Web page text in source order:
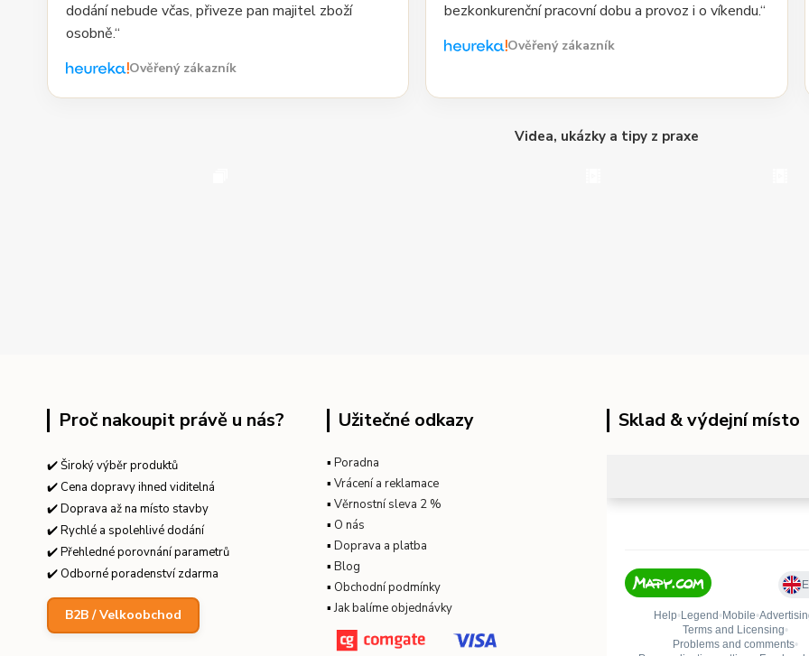
dodání nebude včas, přiveze pan majitel zboží
osobně.“
Ověřený zákazník
bezkonkurenční pracovní dobu a provoz i o víkendu.“
Ověřený zákazník
Videa, ukázky a tipy z praxe
Proč nakoupit právě u nás?
✔️ Široký výběr produktů
✔️ Cena dopravy ihned viditelná
✔️ Doprava až na místo stavby
✔️ Rychlé a spolehlivé dodání
✔️ Přehledné porovnání parametrů
✔️ Odborné poradenství zdarma
B2B / Velkoobchod
Užitečné odkazy
▪ Poradna
▪ Vrácení a reklamace
▪ Věrnostní sleva 2 %
▪ O nás
▪ Doprava a platba
▪ Blog
▪ Obchodní podmínky
▪Jak balíme objednávky
Sklad & výdejní místo